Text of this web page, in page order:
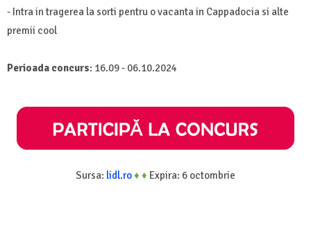
- Intra in tragerea la sorti pentru o vacanta in Cappadocia si alte
premii cool
Perioada concurs: 16.09 - 06.10.2024
Sursa: lidl.ro♦ ♦ Expira: 6 octombrie